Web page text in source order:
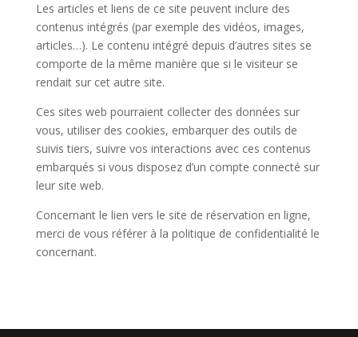
Les articles et liens de ce site peuvent inclure des
contenus intégrés (par exemple des vidéos, images,
articles…). Le contenu intégré depuis d’autres sites se
comporte de la même manière que si le visiteur se
rendait sur cet autre site.
Ces sites web pourraient collecter des données sur
vous, utiliser des cookies, embarquer des outils de
suivis tiers, suivre vos interactions avec ces contenus
embarqués si vous disposez d’un compte connecté sur
leur site web.
Concernant le lien vers le site de réservation en ligne,
merci de vous référer à la politique de confidentialité le
concernant.